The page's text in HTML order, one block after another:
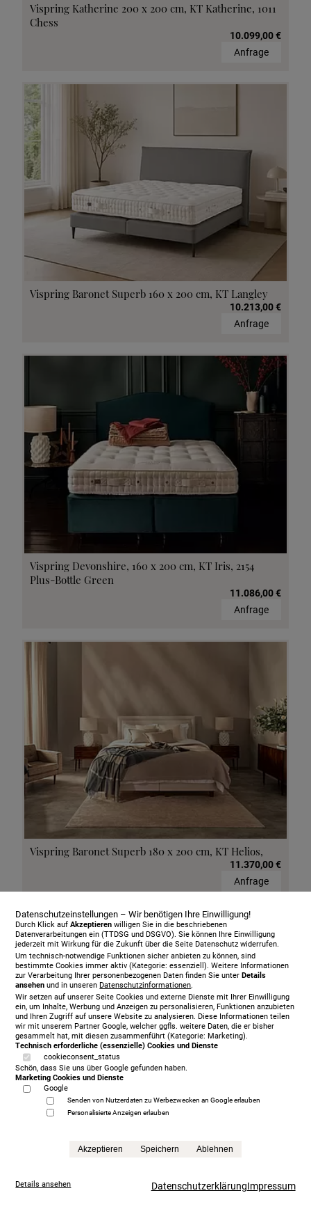
Vispring Katherine 200 x 200 cm, KT Katherine, 1011
Chess
10.099,00 €
Anfrage
Vispring Baronet Superb 160 x 200 cm, KT Langley
10.213,00 €
Anfrage
Vispring Devonshire, 160 x 200 cm, KT Iris, 2154
Plus-Bottle Green
11.086,00 €
Anfrage
Vispring Baronet Superb 180 x 200 cm, KT Helios,
11.370,00 €
Anfrage
11.400,00 € sofort verfügbar
Datenschutzeinstellungen – Wir benötigen Ihre Einwilligung!
Durch Klick aufAkzeptieren willigen Sie in die beschriebenen
Datenverarbeitungen ein (TTDSG und DSGVO). Sie können Ihre Einwilligung
jederzeit mit Wirkung für die Zukunft über die Seite Datenschutz widerrufen.
Um technisch-notwendige Funktionen sicher anbieten zu können, sind
bestimmte Cookies immer aktiv (Kategorie: essenziell). Weitere Informationen
zur Verarbeitung Ihrer personenbezogenen Daten finden Sie unterDetails
ansehen und in unserenDatenschutzinformationen.
Wir setzen auf unserer Seite Cookies und externe Dienste mit Ihrer Einwilligung
ein, um Inhalte, Werbung und Anzeigen zu personalisieren, Funktionen anzubieten
und Ihren Zugriff auf unsere Website zu analysieren. Diese Informationen teilen
wir mit unserem Partner Google, welcher ggfls. weitere Daten, die er bisher
gesammelt hat, mit diesen zusammenführt (Kategorie: Marketing).
Technisch erforderliche (essenzielle) Cookies und Dienste
cookieconsent_status
Schön, dass Sie uns über Google gefunden haben.
Marketing Cookies und Dienste
Google
Senden von Nutzerdaten zu Werbezwecken an Google erlauben
Personalisierte Anzeigen erlauben
Akzeptieren Speichern Ablehnen
Details ansehen DatenschutzerklärungImpressum